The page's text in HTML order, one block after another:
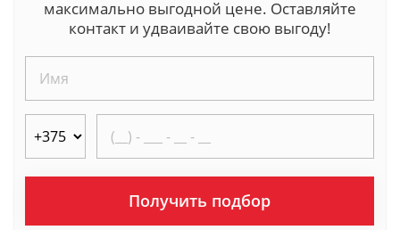
максимально выгодной цене. Оставляйте
контакт и удваивайте свою выгоду!
Получить подбор